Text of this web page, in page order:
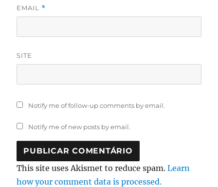
EMAIL *
SITE
Notify me of follow-up comments by email.
Notify me of new posts by email.
This site uses Akismet to reduce spam.Learn
how your comment data is processed.